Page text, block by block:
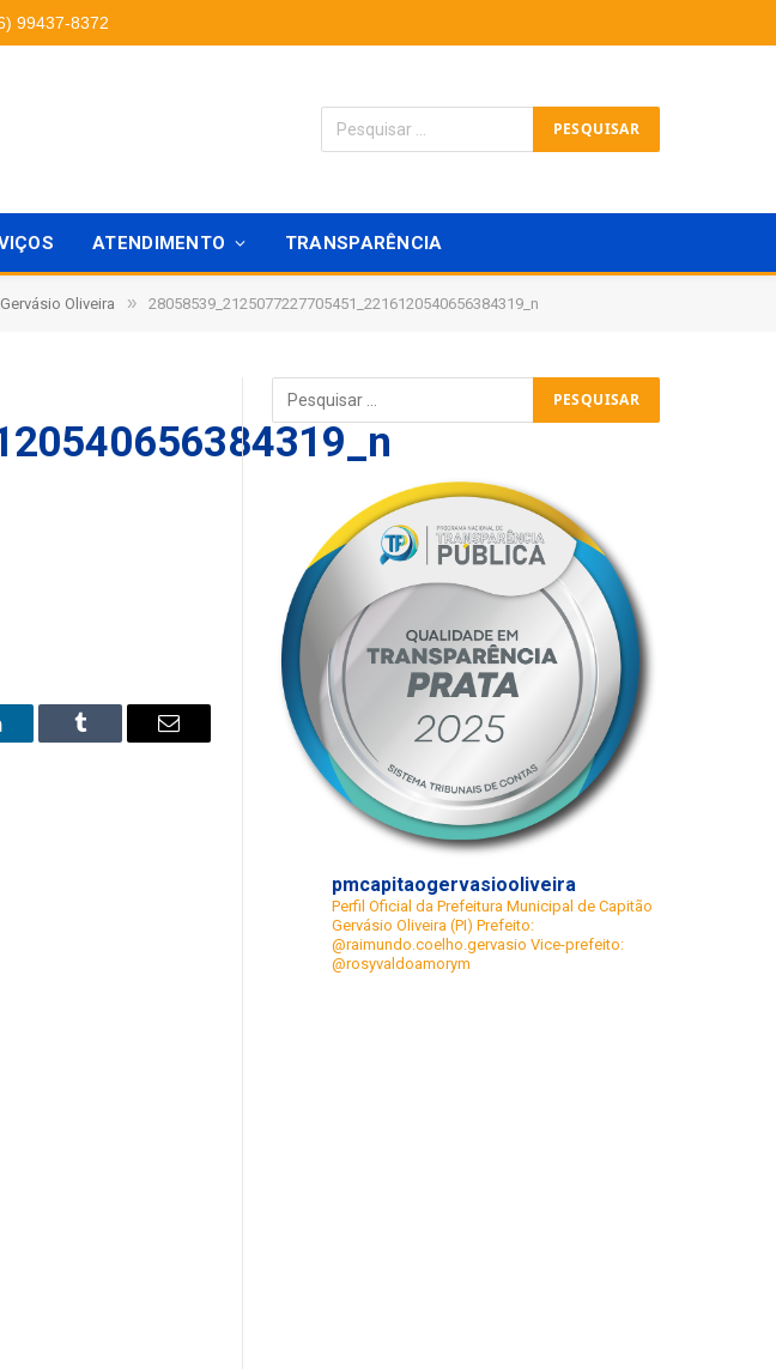
99437-8372
ATENDIMENTO TRANSPARÊNCIA
Oliveira » 28058539_2125077227705451_2216120540656384319_n
Tumblr Email
pmcapitaogervasiooliveira
Perfil Oficial da Prefeitura Municipal de Capitão
Gervásio Oliveira (PI) Prefeito:
@raimundo.coelho.gervasio Vice-prefeito:
@rosyvaldoamorym